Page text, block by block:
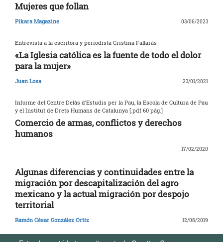
Mujeres que follan
Pikara Magazine 03/06/2023
Entrevista a la escritora y periodista Cristina Fallarás
«La Iglesia católica es la fuente de todo el dolor
para la mujer»
Juan Losa 23/01/2021
Informe del Centre Delàs d’Estudis per la Pau, la Escola de Cultura de Pau
y el Institut de Drets Humans de Catalunya [.pdf 60 pág.]
Comercio de armas, conflictos y derechos
humanos
17/02/2020
Algunas diferencias y continuidades entre la
migración por descapitalización del agro
mexicano y la actual migración por despojo
territorial
Ramón César González Ortiz 12/08/2019